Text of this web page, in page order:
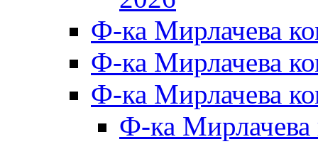
Ф-ка Мирлачева
Ф-ка Мирлачева
Ф-ка Мирлачева
Ф-ка